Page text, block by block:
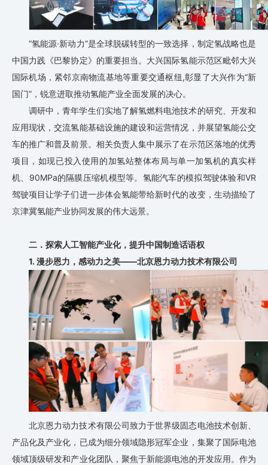
“氢能源·新动力”是全球脱碳转型的一致选择，制定氢战略也是
中国力践《巴黎协定》的重要担当。大兴国际氢能示范区毗邻大兴
国际机场，紧邻京南物流基地等重要交通枢纽,彰显了大兴作为“新
国门”，锐意进取推动氢能产业全面发展的决心。
调研中，青年学生们实地了解氢燃料电池技术的研究、开发和
应用现状，交流氢能基础设施的建设和运营情况，并展望氢能公交
车的推广和普及前景。相关负责人集中展示了在示范区落地的优秀
项目，如现已投入使用的加氢站整体布局与单一加氢机的真实样
机、90MPa的隔膜压缩机模型等。氢能汽车的模拟驾驶体验和VR
驾驶项目让学子们进一步体会氢能带给新时代的改变，生动描绘了
京津冀氢能产业协同发展的伟大远景。
二．探索人工智能产业化，提升中国制造话语权
1. 漫步恩力，感动力之美——北京恩力动力技术有限公司
北京恩力动力技术有限公司致力于世界级固态电池技术创新、
产品化及产业化，已成为细分领域隐形冠军企业，集聚了国际电池
领域顶级研发和产业化团队，聚焦于新能源电池的开发应用。作为